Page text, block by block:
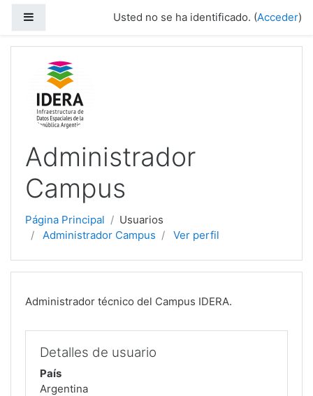
Usted no se ha identificado. (Acceder)
Administrador
Campus
Página Principal
Usuarios
Administrador Campus
Ver perfil
Administrador técnico del Campus IDERA.
Detalles de usuario
País
Argentina